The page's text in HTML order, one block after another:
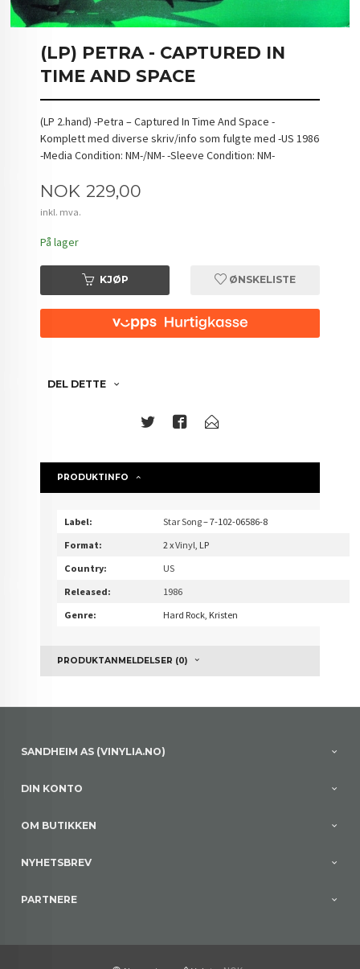
(LP) PETRA - CAPTURED IN
TIME AND SPACE
(LP 2.hand) -Petra – Captured In Time And Space -
Komplett med diverse skriv/info som fulgte med -US 1986
-Media Condition: NM-/NM- -Sleeve Condition: NM-
Pris
NOK 229,00
inkl. mva.
På lager
KJØP ØNSKELISTE
DEL DETTE
PRODUKTINFO
Label: Star Song– 7-102-06586-8
Format:
2 xVinyl , LP
Country:
US
Released:
1986
Genre:
Hard Rock, Kristen
PRODUKTANMELDELSER (0)
SANDHEIM AS (VINYLIA.NO)
DIN KONTO
OM BUTIKKEN
NYHETSBREV
PARTNERE